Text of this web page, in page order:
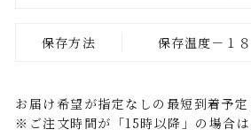
保存方法 保存温度－１
お届け希望が指定なしの最短到着予定
※ご注文時間が「15時以降」の場合は